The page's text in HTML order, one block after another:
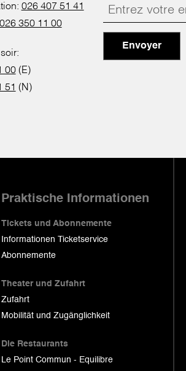
026 407 51 41
026 350 11 00
00(E)
51 (N)
Envoyer
Praktische Informationen
Tickets und Abonnemente
Informationen Ticketservice
Abonnemente
Theater und Zufahrt
Zufahrt
Mobilität und Zugänglichkeit
Die Restaurants
Le Point Commun - Equilibre